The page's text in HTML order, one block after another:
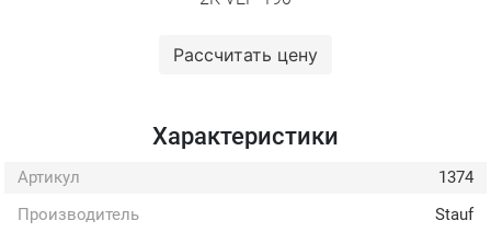
Рассчитать цену
Характеристики
Артикул
1374
Производитель
Stauf